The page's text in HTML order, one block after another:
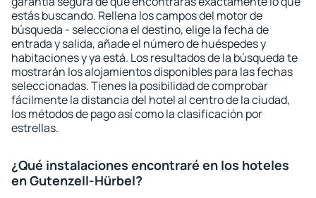
estás buscando. Rellena los campos del motor de
búsqueda - selecciona el destino, elige la fecha de
entrada y salida, añade el número de huéspedes y
habitaciones y ya está. Los resultados de la búsqueda te
mostrarán los alojamientos disponibles para las fechas
seleccionadas. Tienes la posibilidad de comprobar
fácilmente la distancia del hotel al centro de la ciudad,
los métodos de pago así como la clasificación por
estrellas.
¿Qué instalaciones encontraré en los hoteles
en Gutenzell-Hürbel?